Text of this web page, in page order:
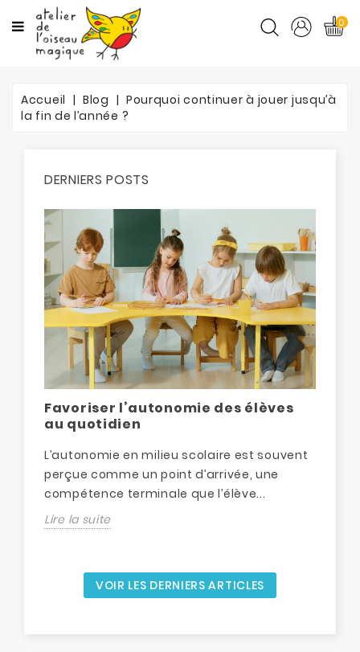
CATÉGORIES
MATIÈRES
0
Accueil Blog
Pourquoi continuer à jouer jusqu’à
la fin de l’année ?
DERNIERS POSTS
Favoriser l’autonomie des élèves
au quotidien
L’autonomie en milieu scolaire est souvent
perçue comme un point d’arrivée, une
compétence terminale que l’élève...
Lire la suite
VOIR LES DERNIERS ARTICLES